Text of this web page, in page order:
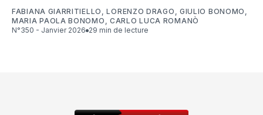
FABIANA GIARRITIELLO ,LORENZO DRAGO , GIULIO BONOMO ,
MARIA PAOLA BONOMO ,CARLO LUCA ROMANÒ
N°350 - Janvier 2026
29 min de lecture